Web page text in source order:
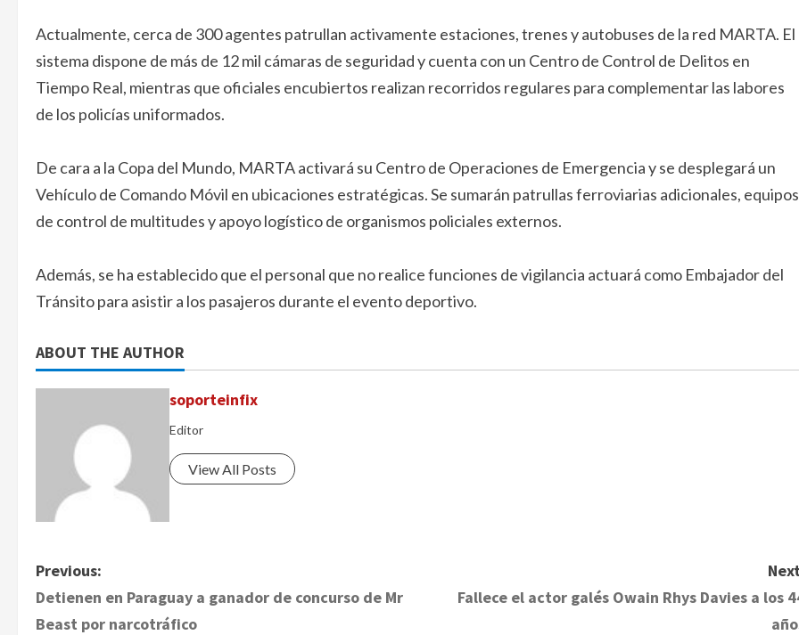
Actualmente, cerca de 300 agentes patrullan activamente estaciones, trenes y autobuses de la red MARTA. El
sistema dispone de más de 12 mil cámaras de seguridad y cuenta con un Centro de Control de Delitos en
Tiempo Real, mientras que oficiales encubiertos realizan recorridos regulares para complementar las labores
de los policías uniformados.
De cara a la Copa del Mundo, MARTA activará su Centro de Operaciones de Emergencia y se desplegará un
Vehículo de Comando Móvil en ubicaciones estratégicas. Se sumarán patrullas ferroviarias adicionales, equipos
de control de multitudes y apoyo logístico de organismos policiales externos.
Además, se ha establecido que el personal que no realice funciones de vigilancia actuará como Embajador del
Tránsito para asistir a los pasajeros durante el evento deportivo.
ABOUT THE AUTHOR
soporteinfix
Editor
View All Posts
P
o
Previous:
Detienen en Paraguay a ganador de concurso de Mr
Beast por narcotráfico
Fallece el actor galés Owain Rhys Davies a los